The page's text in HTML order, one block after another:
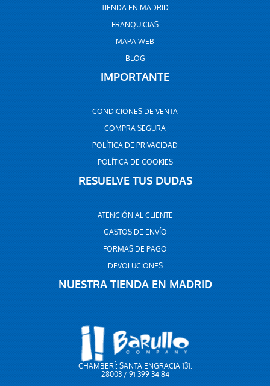
TIENDA EN MADRID
FRANQUICIAS
MAPA WEB
BLOG
IMPORTANTE
CONDICIONES DE VENTA
COMPRA SEGURA
POLÍTICA DE PRIVACIDAD
POLÍTICA DE COOKIES
RESUELVE TUS DUDAS
ATENCIÓN AL CLIENTE
GASTOS DE ENVÍO
FORMAS DE PAGO
DEVOLUCIONES
NUESTRA TIENDA EN MADRID
CHAMBERÍ: SANTA ENGRACIA 131.
28003 / 91 399 34 84